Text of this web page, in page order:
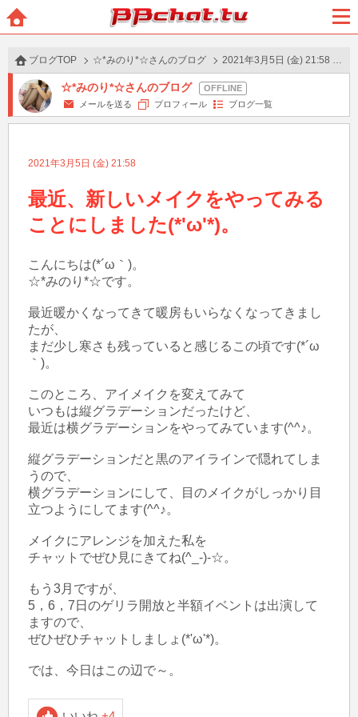
BBchatTV
ュー
ブログTOP ☆*みのり*☆さんのブログ 2021年3月5日 (金) 21:58 の投稿
☆*みのり*☆さんのブログ
メールを送る プロフィール ブログ一覧
2021年3月5日 (金) 21:58
最近、新しいメイクをやってみる
ことにしました(*'ω'*)。
こんにちは(*´ω｀)。
☆*みのり*☆です。
最近暖かくなってきて暖房もいらなくなってきまし
たが、
まだ少し寒さも残っていると感じるこの頃です(*´ω
｀)。
このところ、アイメイクを変えてみて
いつもは縦グラデーションだったけど、
最近は横グラデーションをやってみています(^^♪。
縦グラデーションだと黒のアイラインで隠れてしま
うので、
横グラデーションにして、目のメイクがしっかり目
立つようにしてます(^^♪。
メイクにアレンジを加えた私を
チャットでぜひ見にきてね(^_-)-☆。
もう3月ですが、
5，6，7日のゲリラ開放と半額イベントは出演して
ますので、
ぜひぜひチャットしましょ(*'ω'*)。